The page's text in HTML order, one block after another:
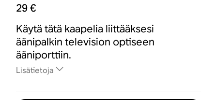
29 €
Käytä tätä kaapelia liittääksesi
äänipalkin television optiseen
ääniporttiin.
Lisätietoja